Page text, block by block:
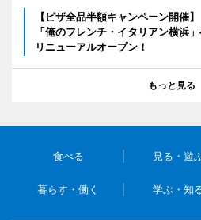
【ピザ全品半額キャンペーン開催
「俺のフレンチ・イタリアン横浜
リニューアルオープン！
もっと見る
食べる 見る・遊
暮らす・働く 学ぶ・知